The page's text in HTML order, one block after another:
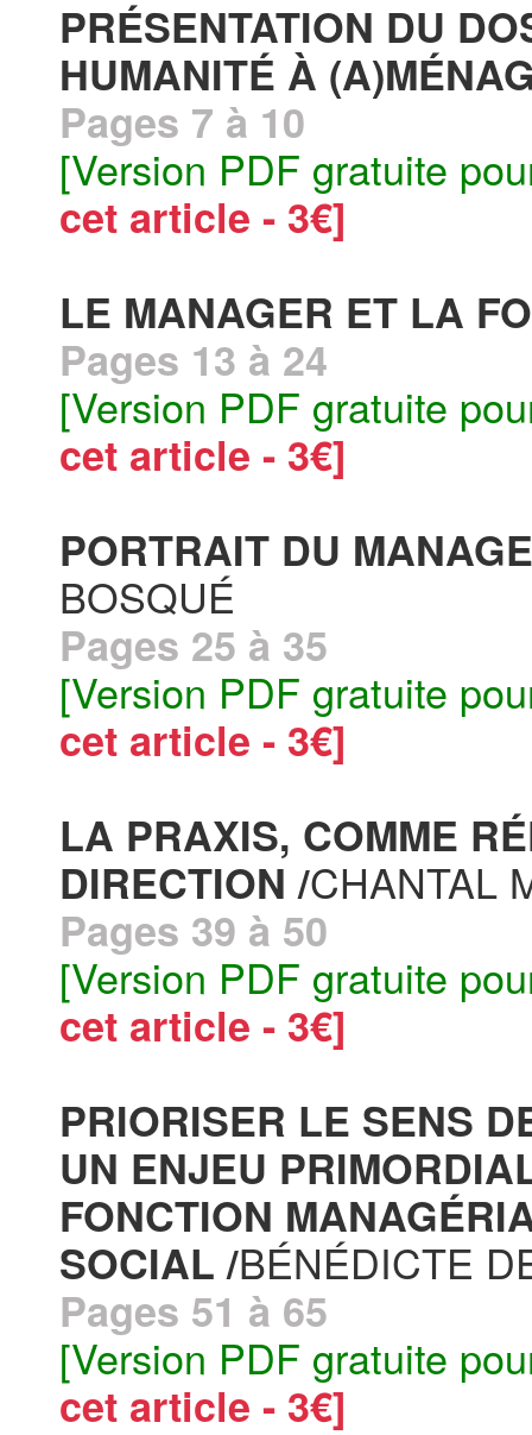
PRÉSENTATION DU
HUMANITÉ À
Pages 7 à 10
[Version PDF gratuite
cet article - 3€]
LE MANAGER ET LA
Pages 13 à 24
[Version PDF gratuite
cet article - 3€]
PORTRAIT DU
BOSQUÉ
Pages 25 à 35
[Version PDF gratuite
cet article - 3€]
LA PRAXIS, COMME
DIRECTION /CHANTAL
Pages 39 à 50
[Version PDF gratuite
cet article - 3€]
PRIORISER LE SENS
UN ENJEU
FONCTION
SOCIAL /BÉNÉDICTE
Pages 51 à 65
[Version PDF gratuite
cet article - 3€]